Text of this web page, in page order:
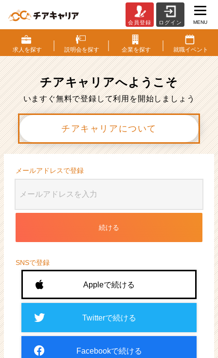
員
登
録
ベ
ン
チ
ャ
成
企
か
ら
ス
カ
ウ
届
活
サ
ト
ア
キ
リ
会員登録 ログイン MENU
求人を探す 説明会を探す 企業を探す 就職イベント
チアキャリアへようこそ
いますぐ無料で登録して利用を開始しましょう
チアキャリアについて
メールアドレスで登録
続ける
SNSで登録
Appleで続ける
Twitterで続ける
Facebookで続ける